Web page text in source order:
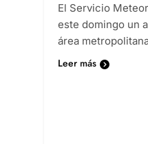
El Servicio
este domingo un
área
Leer más